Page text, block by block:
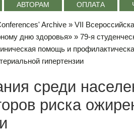
АВТОРАМ ОПЛАТА
Archive » VII
дню здоровья» » 79-я
помощь и
гипертензии
среди
риска